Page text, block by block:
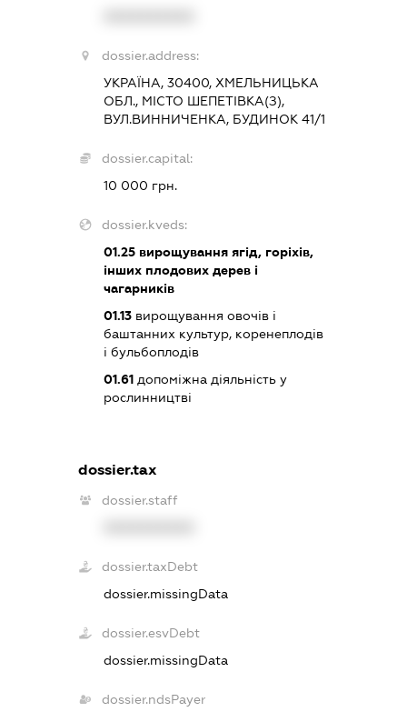
dossier.address:
УКРАЇНА, 30400, ХМЕЛЬНИЦЬКА
ОБЛ., МІСТО ШЕПЕТІВКА(З),
ВУЛ.ВИННИЧЕНКА, БУДИНОК 41/1
dossier.capital:
10 000 грн.
dossier.kveds:
01.25вирощування ягід, горіхів,
інших плодових дерев і
чагарників
01.13вирощування овочів і
баштанних культур, коренеплодів
і бульбоплодів
01.61допоміжна діяльність у
рослинництві
dossier.tax
dossier.staff
dossier.taxDebt
dossier.missingData
dossier.esvDebt
dossier.missingData
dossier.ndsPayer